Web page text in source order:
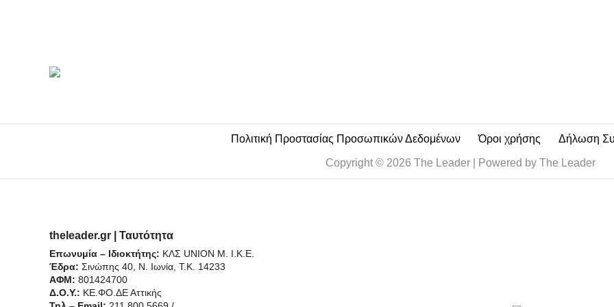
e
o
-
f
b
g
m
k Πολιτική Προστασίας Προσωπικών Δεδομένων Όροι χρήσης Δήλωση
Copyright © 2026 The Leader | Powered by The Leader
theleader.gr | Ταυτότητα
Επωνυμία – Ιδιοκτήτης: ΚΛΣ UNION Μ. Ι.Κ.Ε.
Έδρα: Σινώπης 40, Ν. Ιωνία, Τ.Κ. 14233
ΑΦΜ: 801424700
Δ.Ο.Υ.: ΚΕ.ΦΟ.ΔΕ Αττικής